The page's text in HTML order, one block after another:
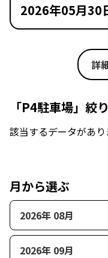
2026年05月30
詳
「P4駐車場」絞
該当するデータがあり
月から選ぶ
2026年 08月
2026年 09月